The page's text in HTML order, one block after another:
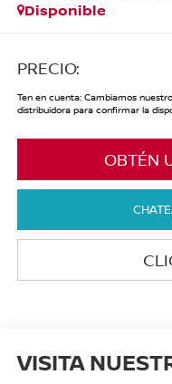
Disponible
PRECIO:
Ten en cuenta: Cambiamos
distribuidora para confirmar la
OBTÉN
VISITA